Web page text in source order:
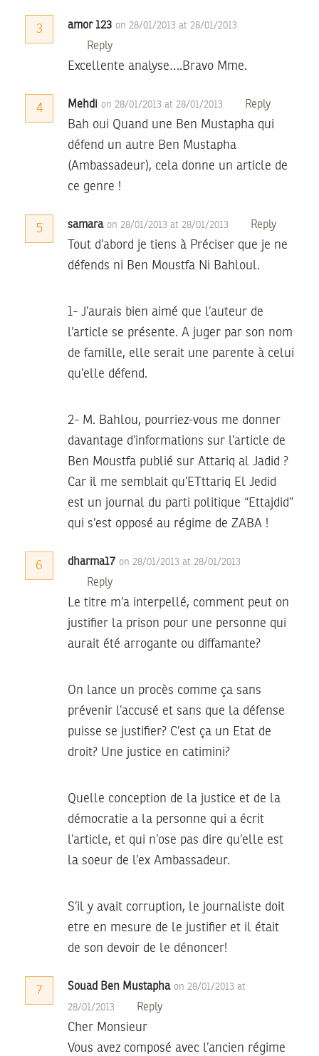
3 amor 123 on 28/01/2013 at 28/01/2013
Reply
Excellente analyse….Bravo Mme.
4 Mehdi on 28/01/2013 at 28/01/2013 Reply
Bah oui Quand une Ben Mustapha qui
défend un autre Ben Mustapha
(Ambassadeur), cela donne un article de
ce genre !
5 samara on 28/01/2013 at 28/01/2013 Reply
Tout d’abord je tiens à Préciser que je ne
défends ni Ben Moustfa Ni Bahloul.
1- J’aurais bien aimé que l’auteur de
l’article se présente. A juger par son nom
de famille, elle serait une parente à celui
qu’elle défend.
2- M. Bahlou, pourriez-vous me donner
davantage d’informations sur l’article de
Ben Moustfa publié sur Attariq al Jadid ?
Car il me semblait qu’ETttariq El Jedid
est un journal du parti politique “Ettajdid”
qui s’est opposé au régime de ZABA !
6 dharma17 on 28/01/2013 at 28/01/2013
Reply
Le titre m’a interpellé, comment peut on
justifier la prison pour une personne qui
aurait été arrogante ou diffamante?
On lance un procès comme ça sans
prévenir l’accusé et sans que la défense
puisse se justifier? C’est ça un Etat de
droit? Une justice en catimini?
Quelle conception de la justice et de la
démocratie a la personne qui a écrit
l’article, et qui n’ose pas dire qu’elle est
la soeur de l’ex Ambassadeur.
S’il y avait corruption, le journaliste doit
etre en mesure de le justifier et il était
de son devoir de le dénoncer!
7 Souad Ben Mustapha on 28/01/2013 at
28/01/2013 Reply
Cher Monsieur
Vous avez composé avec l’ancien régime